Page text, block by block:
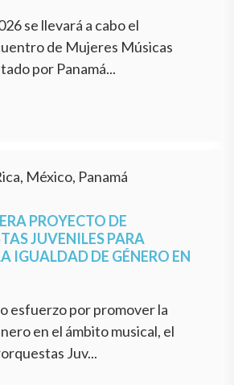
se llevará a cabo el
de Mujeres Músicas
por Panamá...
México, Panamá
PROYECTO DE
JUVENILES PARA
IGUALDAD DE GÉNERO EN
esfuerzo por promover la
en el ámbito musical, el
Juv...